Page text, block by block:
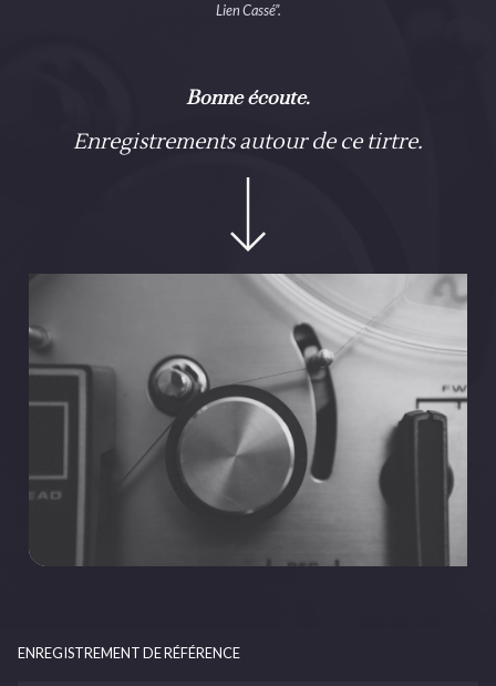
Lien Cassé”.
Bonne écoute.
Enregistrements autour de ce tirtre.
ENREGISTREMENT DE RÉFÉRENCE